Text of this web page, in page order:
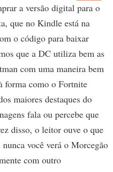
a versão digital para o
que no Kindle está na
o código para baixar
que a DC utiliza bem as
com uma maneira bem
forma como o Fortnite
maiores destaques do
fala ou percebe que
disso, o leitor ouve o que
você verá o Morcegão
com outro